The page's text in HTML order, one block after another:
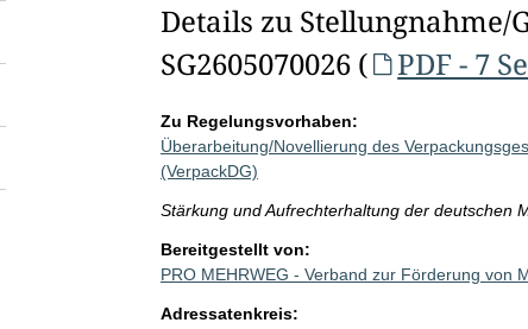
Details zu Stellungnahme/
SG2605070026 (
PDF - 7
Zu Regelungsvorhaben:
Überarbeitung/Novellierung des
(VerpackDG)
Stärkung und Aufrechterhaltung der deutschen
Bereitgestellt von:
PRO MEHRWEG - Verband zur Förderung von
Adressatenkreis: